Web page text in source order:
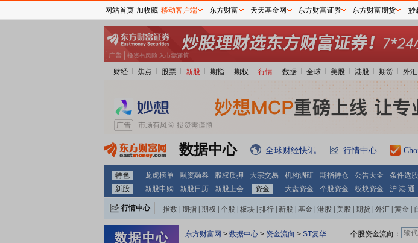
财经 焦点 股票 新股 期指 期权 行情 数据 全球 美股 港股 期货 外汇
数据中心 全球财经快讯 行情中心
特色 龙虎榜单 融资融券 股权质押 大宗交易 机构调研 期指持仓 公告大全 条件选股
新股
新股申购 新股日历 新股上会 资金 大盘资金 个股资金 板块资金 沪 港 通
行情中心 指数 期指 期权 个股 板块 排行 新股 基金 港股 美股 期货 外汇 黄金
东方财富网 > 数据中心 > 资金流向 > ST复华 个股资金流向：
网站首页 加收藏 移动客户端 东方财富 天天基金网 东方财富证券 东方财富期货 妙